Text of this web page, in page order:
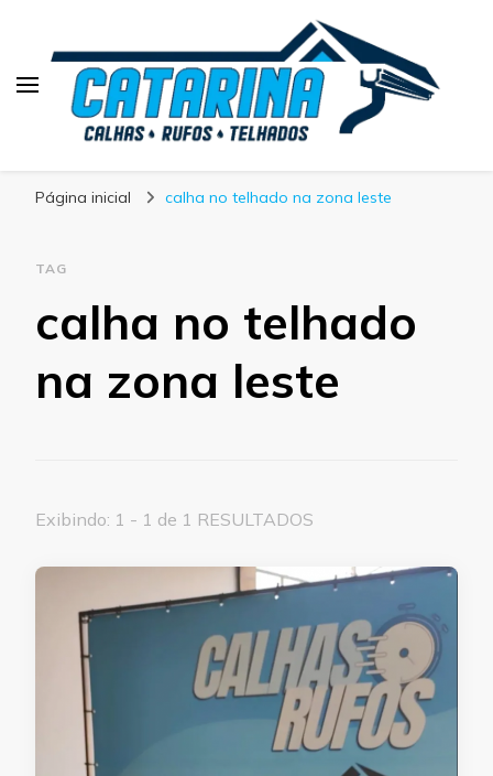
Página inicial calha no telhado na zona leste
TAG
calha no telhado
na zona leste
Exibindo: 1 - 1 de 1 RESULTADOS